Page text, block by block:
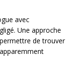
avec
Une approche
de trouver